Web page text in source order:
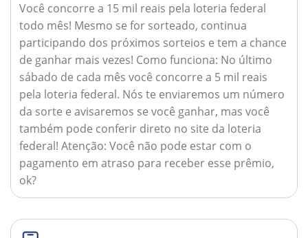
Você concorre a 15 mil reais pela loteria federal
todo mês! Mesmo se for sorteado, continua
participando dos próximos sorteios e tem a chance
de ganhar mais vezes! Como funciona: No último
sábado de cada mês você concorre a 5 mil reais
pela loteria federal. Nós te enviaremos um número
da sorte e avisaremos se você ganhar, mas você
também pode conferir direto no site da loteria
federal! Atenção: Você não pode estar com o
pagamento em atraso para receber esse prêmio,
ok?